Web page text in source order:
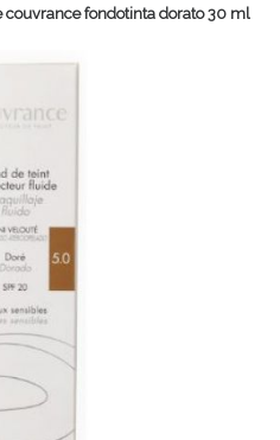
couvrance fondotinta dorato 30 ml
OGGI!